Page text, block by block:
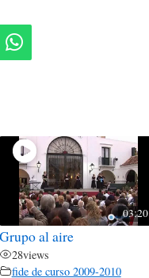
03:20
Grupo al aire
28views
fide de curso 2009-2010